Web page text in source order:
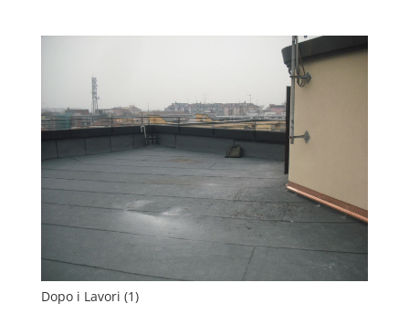
Dopo i Lavori (1)